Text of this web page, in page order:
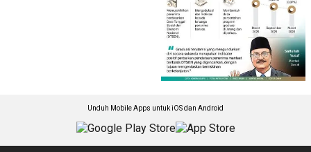
Unduh Mobile Apps untuk iOS dan Android